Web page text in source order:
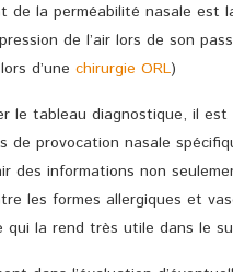
de la perméabilité nasale est
de l’air lors de son
d’une chirurgie ORL)
le tableau diagnostique, il
de provocation nasale
des informations non
les formes allergiques et
qui la rend très utile dans le